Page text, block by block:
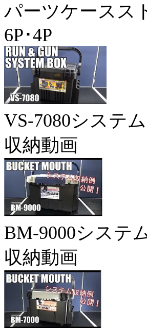
パーツケースス
6P･4P
VS-7080システム
収納動画
BM-9000システ
収納動画